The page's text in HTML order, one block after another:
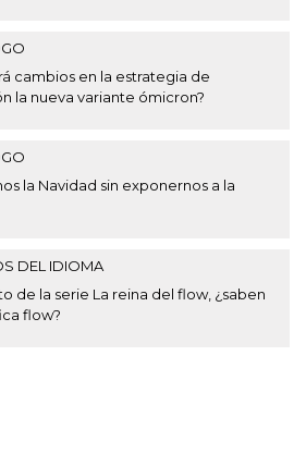
cambios en la estrategia de
la nueva variante ómicron?
la Navidad sin exponernos a la
DEL IDIOMA
de la serie La reina del flow, ¿saben
flow?